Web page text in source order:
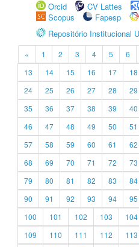
Orcid
CV Lattes
Scopus
Fapesp
Repositório Institucional
« 1 2 3 4 5 6
13
14 15 16 17 18
24
25 26 27 28 29
35
36 37 38 39 40
46
47 48 49 50 51
57
58 59 60 61 62
68
69 70 71 72 73
79
80 81 82 83 84
90
91 92 93 94 95
100
101 102 103 104
109
110 111 112 113